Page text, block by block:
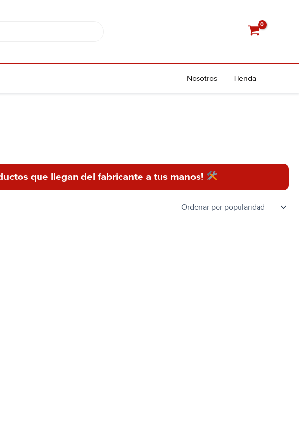
Nosotros Tienda
que llegan del fabricante a tus manos!